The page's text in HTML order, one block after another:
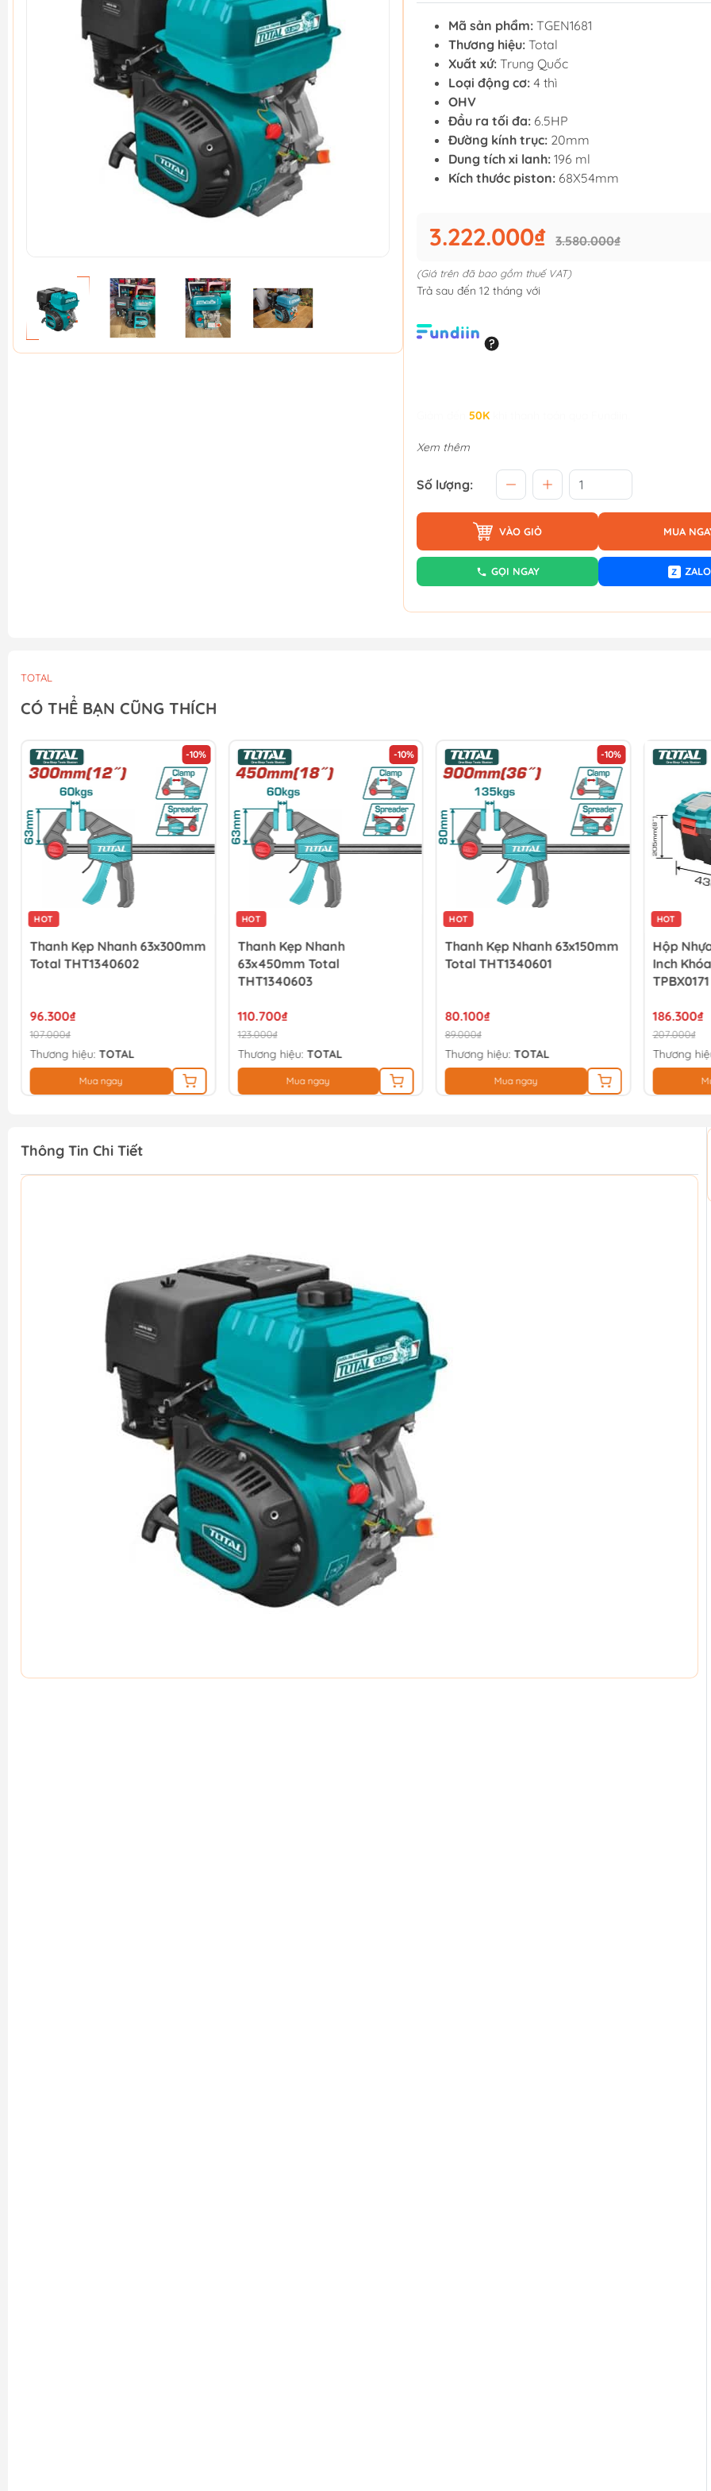
Mã sản phẩm: TGEN1681
Thương hiệu: Total
Xuất xứ: Trung Quốc
Loại động cơ: 4 thì
OHV
Đầu ra tối đa: 6.5HP
Đường kính trục: 20mm
Dung tích xi lanh: 196 ml
Kích thước piston: 68X54mm
3.222.000₫ 3.580.000₫
(Giá trên đã bao gồm thuế VAT)
Trả sau đến 12 tháng với
50K
Xem thêm
Số lượng:
VÀO GIỎ MUA
GỌI NGAY Z ZALO
TOTAL
CÓ THỂ BẠN CŨNG THÍCH
-10%
HOT
Thanh Kẹp Nhanh 63x300mm
Total THT1340602
96.300₫
107.000₫
Thương hiệu: TOTAL
Mua ngay
-10%
HOT
Thanh Kẹp Nhanh
63x450mm Total
THT1340603
110.700₫
123.000₫
Thương hiệu: TOTAL
Mua ngay
-10%
HOT
Thanh Kẹp Nhanh 63x150mm
Total THT1340601
80.100₫
89.000₫
Thương hiệu: TOTAL
Mua ngay
HOT
Hộp
Inch
TPBX0171
186.300₫
207.000₫
Thương
Thông Tin Chi Tiết